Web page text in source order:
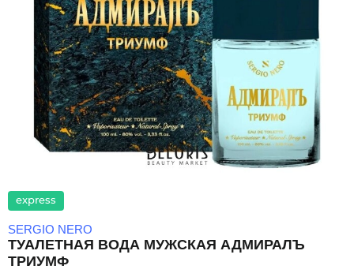
express
SERGIO NERO
ТУАЛЕТНАЯ ВОДА МУЖСКАЯ АДМИРАЛЪ
ТРИУМФ